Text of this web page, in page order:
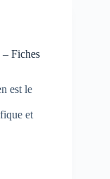
Fiches
est le
et